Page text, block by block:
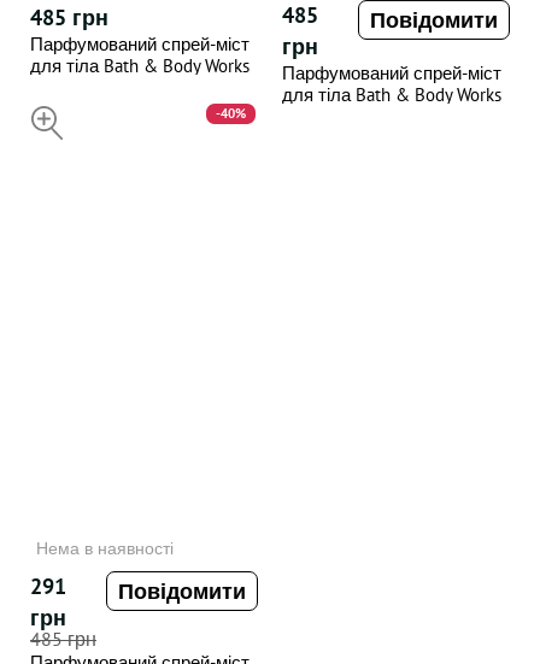
485 грн
Парфумований спрей-міст
для тіла Bath & Body Works
485
грн
Повідомити
Парфумований спрей-міст
для тіла Bath & Body Works
-40%
Нема в наявності
291
грн
485 грн
Повідомити